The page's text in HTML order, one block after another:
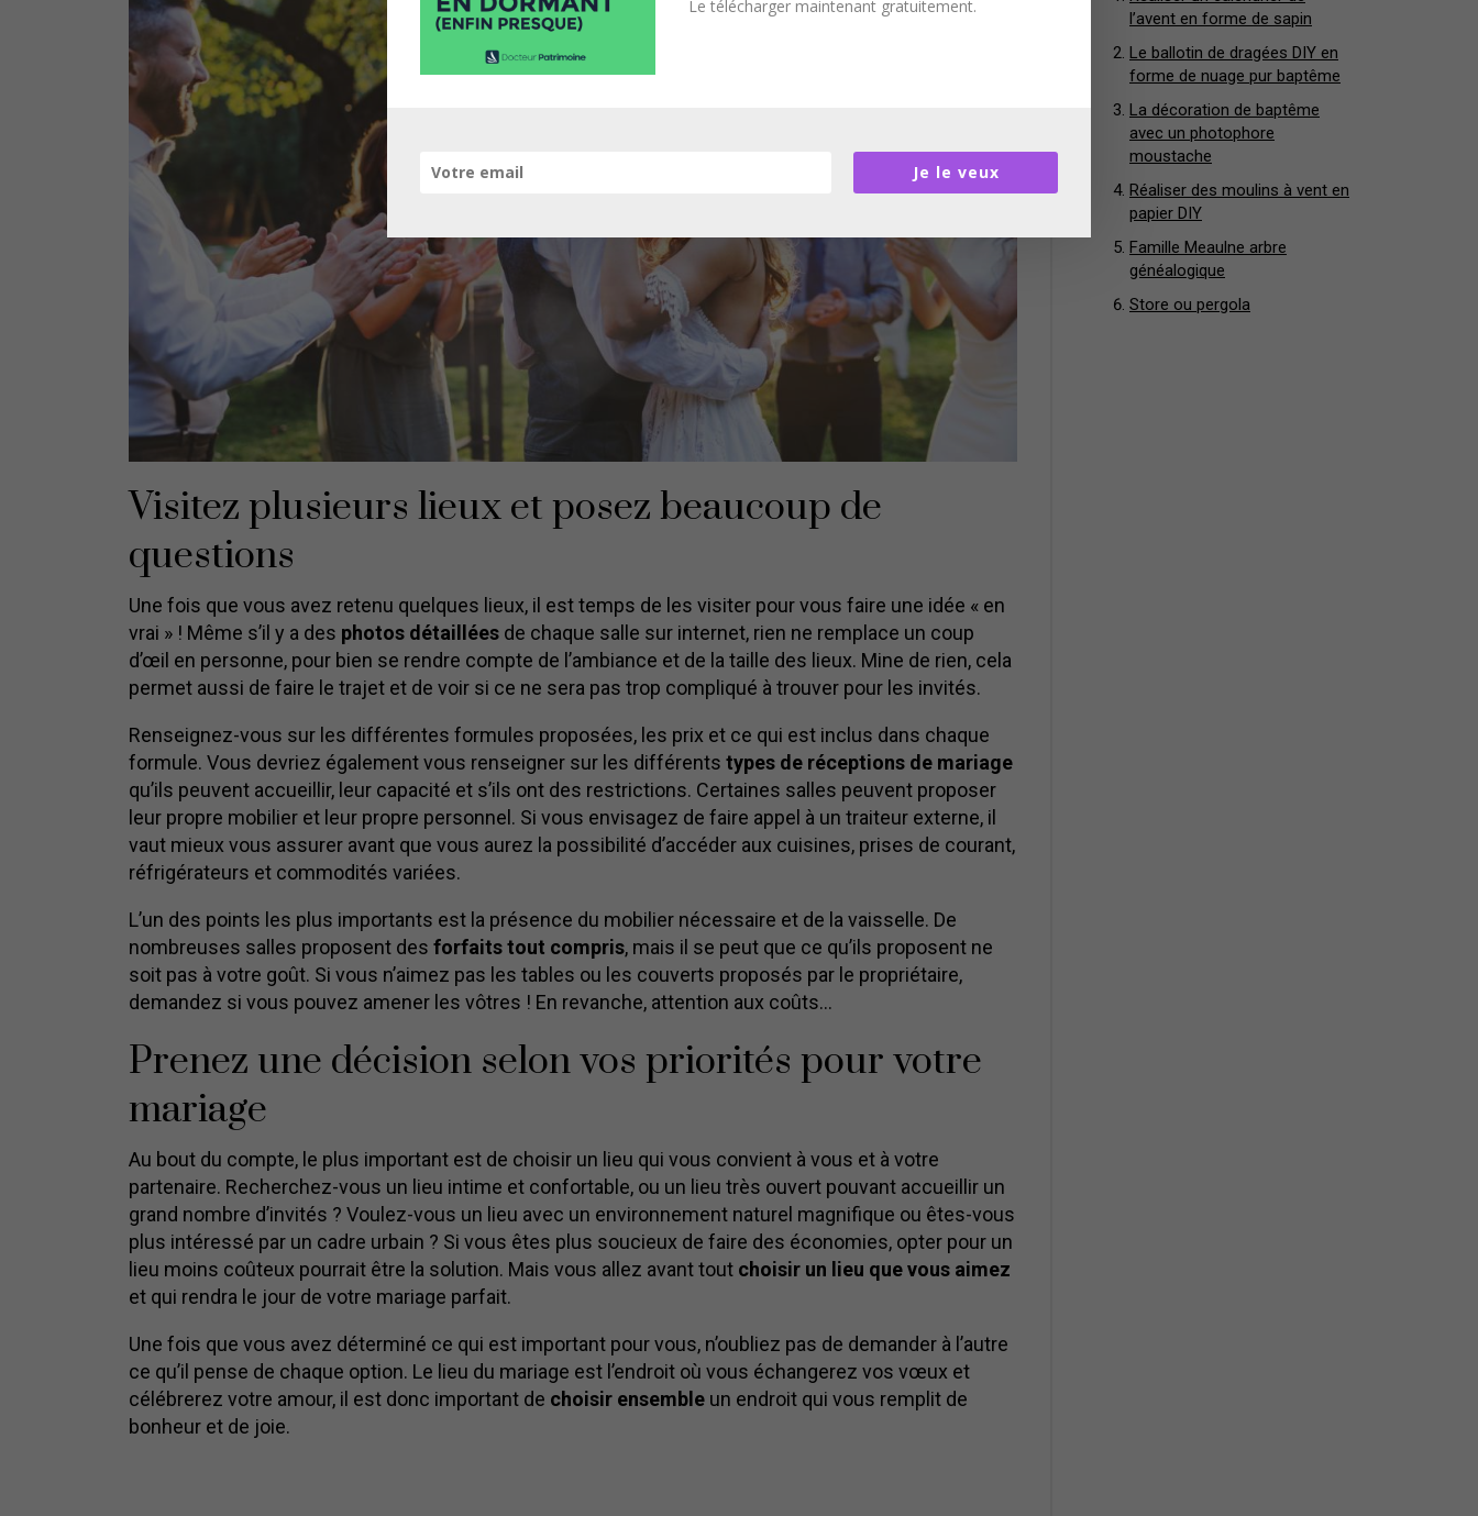
Visitez plusieurs lieux et posez beaucoup de
questions
Une fois que vous avez retenu quelques lieux, il est temps de les visiter pour vous faire une idée « en
vrai » ! Même s’il y a des photos détaillées de chaque salle sur internet, rien ne remplace un coup
d’œil en personne, pour bien se rendre compte de l’ambiance et de la taille des lieux. Mine de rien, cela
permet aussi de faire le trajet et de voir si ce ne sera pas trop compliqué à trouver pour les invités.
Renseignez-vous sur les différentes formules proposées, les prix et ce qui est inclus dans chaque
formule. Vous devriez également vous renseigner sur les différents types de réceptions de mariage
qu’ils peuvent accueillir, leur capacité et s’ils ont des restrictions. Certaines salles peuvent proposer
leur propre mobilier et leur propre personnel. Si vous envisagez de faire appel à un traiteur externe, il
vaut mieux vous assurer avant que vous aurez la possibilité d’accéder aux cuisines, prises de courant,
réfrigérateurs et commodités variées.
L’un des points les plus importants est la présence du mobilier nécessaire et de la vaisselle. De
nombreuses salles proposent des forfaits tout compris, mais il se peut que ce qu’ils proposent ne
soit pas à votre goût. Si vous n’aimez pas les tables ou les couverts proposés par le propriétaire,
demandez si vous pouvez amener les vôtres ! En revanche, attention aux coûts…
Prenez une décision selon vos priorités pour votre
mariage
Au bout du compte, le plus important est de choisir un lieu qui vous convient à vous et à votre
partenaire. Recherchez-vous un lieu intime et confortable, ou un lieu très ouvert pouvant accueillir un
grand nombre d’invités ? Voulez-vous un lieu avec un environnement naturel magnifique ou êtes-vous
plus intéressé par un cadre urbain ? Si vous êtes plus soucieux de faire des économies, opter pour un
lieu moins coûteux pourrait être la solution. Mais vous allez avant tout choisir un lieu que vous aimez
et qui rendra le jour de votre mariage parfait.
Une fois que vous avez déterminé ce qui est important pour vous, n’oubliez pas de demander à l’autre
ce qu’il pense de chaque option. Le lieu du mariage est l’endroit où vous échangerez vos vœux et
célébrerez votre amour, il est donc important de choisir ensemble un endroit qui vous remplit de
bonheur et de joie.
l’avent en forme de sapin
Le ballotin de dragées DIY en
forme de nuage pur baptême
La décoration de baptême
avec un photophore
moustache
Réaliser des moulins à vent en
papier DIY
Famille Meaulne arbre
généalogique
Store ou pergola
Le télécharger maintenant gratuitement.
Je le veux